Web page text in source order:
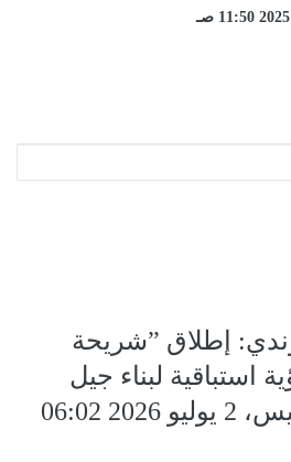
إطلاق ”شريحة
استباقية لبناء جيل
واعٍ...الأمس الخميس، 2 يوليو 2026 06:02